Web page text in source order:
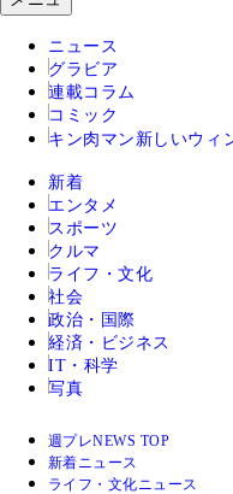
ニュース
グラビア
連載コラム
コミック
キン肉マン 新しいウィ
新着
エンタメ
スポーツ
クルマ
ライフ・文化
社会
政治・国際
経済・ビジネス
IT・科学
写真
週プレNEWS TOP
新着ニュース
ライフ・文化ニュース